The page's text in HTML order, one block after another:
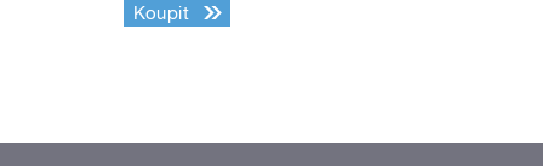
Koupit